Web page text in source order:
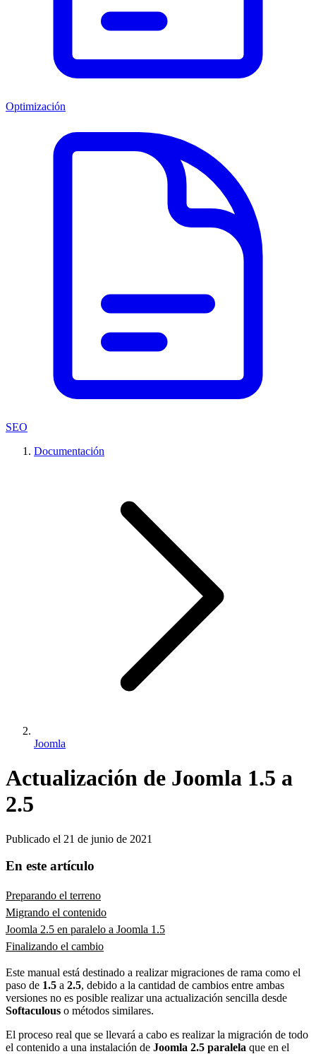
Optimización
SEO
Documentación
Joomla
Actualización de Joomla 1.5 a
2.5
Publicado el 21 de junio de 2021
En este artículo
Preparando el terreno
Migrando el contenido
Joomla 2.5 en paralelo a Joomla 1.5
Finalizando el cambio
Este manual está destinado a realizar migraciones de rama como el
paso de 1.5 a 2.5, debido a la cantidad de cambios entre ambas
versiones no es posible realizar una actualización sencilla desde
Softaculous o métodos similares.
El proceso real que se llevará a cabo es realizar la migración de todo
el contenido a una instalación de Joomla 2.5 paralela que en el